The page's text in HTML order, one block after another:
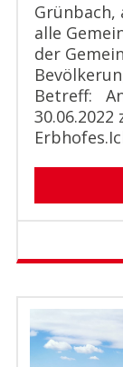
Grünbach,
alle
der
Betreff: